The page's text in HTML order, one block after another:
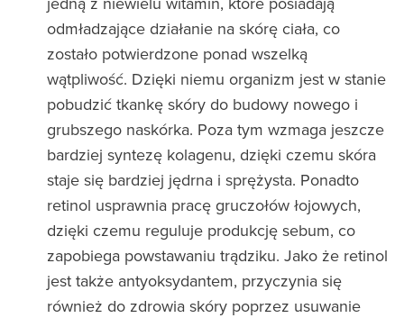
odmładzające działanie na skórę ciała, co
zostało potwierdzone ponad wszelką
wątpliwość. Dzięki niemu organizm jest w stanie
pobudzić tkankę skóry do budowy nowego i
grubszego naskórka. Poza tym wzmaga jeszcze
bardziej syntezę kolagenu, dzięki czemu skóra
staje się bardziej jędrna i sprężysta. Ponadto
retinol usprawnia pracę gruczołów łojowych,
dzięki czemu reguluje produkcję sebum, co
zapobiega powstawaniu trądziku. Jako że retinol
jest także antyoksydantem, przyczynia się
również do zdrowia skóry poprzez usuwanie